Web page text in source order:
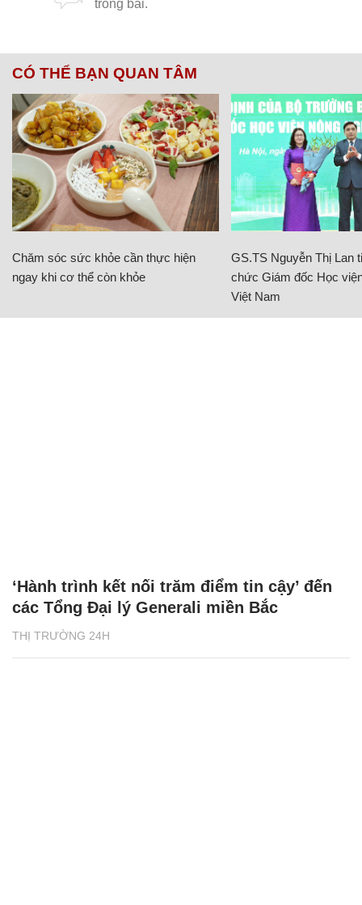
CÓ THỂ BẠN QUAN TÂM
Chăm sóc sức khỏe cần thực hiện
ngay khi cơ thể còn khỏe
GS.TS Nguyễn Thị Lan
chức Giám đốc Học
Việt Nam
THỊ TRƯỜNG 24H
‘Hành trình kết nối trăm điểm tin cậy’ đến
các Tổng Đại lý Generali miền Bắc